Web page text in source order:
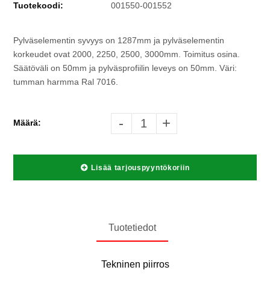
Tuotekoodi: 001550-001552
Pylväselementin syvyys on 1287mm ja pylväselementin
korkeudet ovat 2000, 2250, 2500, 3000mm. Toimitus osina.
Säätöväli on 50mm ja pylväsprofiilin leveys on 50mm. Väri:
tumman harmma Ral 7016.
Määrä: - +
Lisää tarjouspyyntökoriin
Tuotetiedot
Tekninen piirros